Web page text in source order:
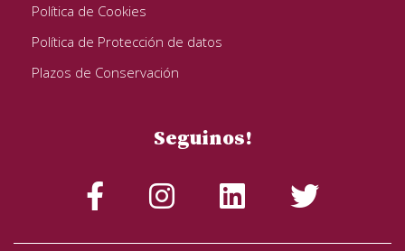
Política de Cookies
Política de Protección de datos
Plazos de Conservación
Seguinos!